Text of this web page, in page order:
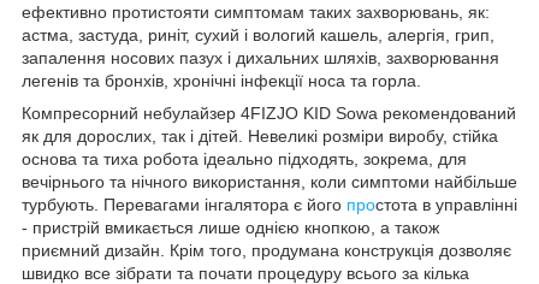
ефективно протистояти симптомам таких захворювань, як:
астма, застуда, риніт, сухий і вологий кашель, алергія, грип,
запалення носових пазух і дихальних шляхів, захворювання
легенів та бронхів, хронічні інфекції носа та горла.
Компресорний небулайзер 4FIZJO KID Sowa рекомендований
як для дорослих, так і дітей. Невеликі розміри виробу, стійка
основа та тиха робота ідеально підходять, зокрема, для
вечірнього та нічного використання, коли симптоми найбільше
турбують. Перевагами інгалятора є його простота в управлінні
- пристрій вмикається лише однією кнопкою, а також
приємний дизайн. Крім того, продумана конструкція дозволяє
швидко все зібрати та почати процедуру всього за кілька